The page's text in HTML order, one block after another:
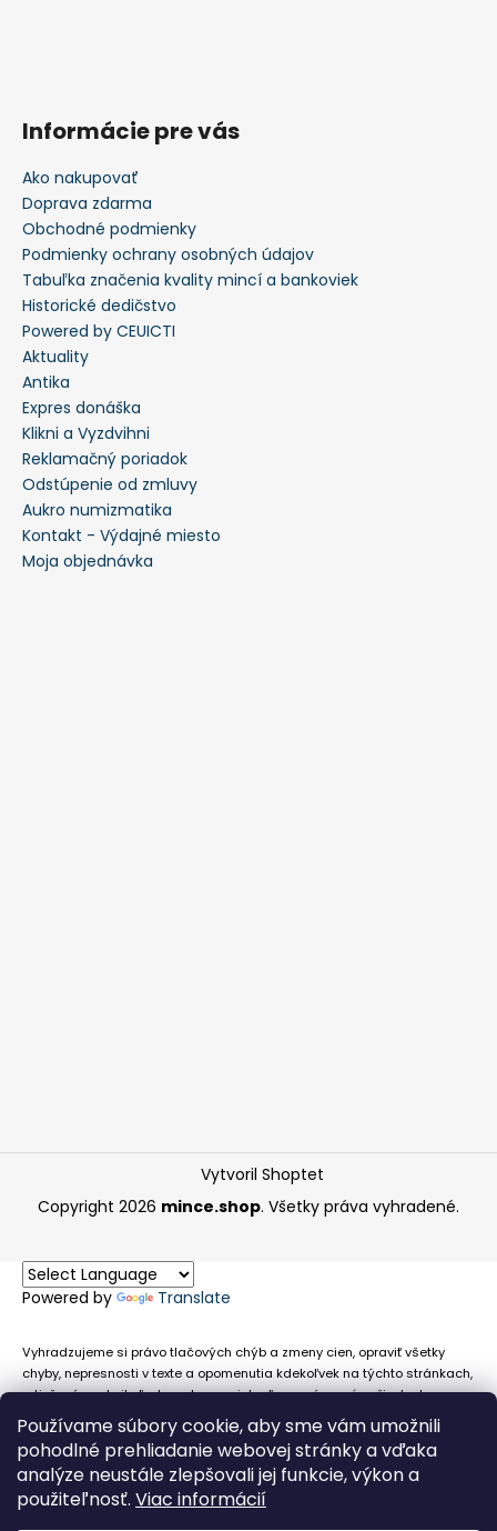
Používame súbory cookie, aby sme vám umožnili
pohodlné prehliadanie webovej stránky a vďaka
analýze neustále zlepšovali jej funkcie, výkon a
použiteľnosť. Viac informácií
Informácie pre vás
Ako nakupovať
Doprava zdarma
Obchodné podmienky
Podmienky ochrany osobných údajov
Tabuľka značenia kvality mincí a bankoviek
Historické dedičstvo
Powered by CEUICTI
Aktuality
Antika
Expres donáška
Klikni a Vyzdvihni
Reklamačný poriadok
Odstúpenie od zmluvy
Aukro numizmatika
Kontakt - Výdajné miesto
Moja objednávka
Vytvoril Shoptet
Copyright 2026 mince.shop. Všetky práva vyhradené.
Powered by Translate
Vyhradzujeme si právo tlačových chýb a zmeny cien, opraviť všetky
chyby, nepresnosti v texte a opomenutia kdekoľvek na týchto stránkach,
a tiež právo akejkoľvek osobe zamietnuť neoprávnenú požiadavku na
chybne uvedený text. Na stránkach sa môžu vyskytnúť technické
nepresnosti a typografické chyby alebo opomenutia v súvislosti s
informáciami zobrazenými na týchto stránkach, nevyplýva nám žiadna
povinnosť ani zodpovednosť v prípade, že sa spoliehajú na nepresné
informácie poskytované na týchto stránkach.